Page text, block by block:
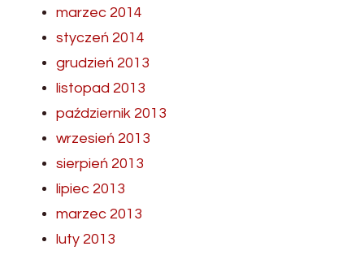
marzec 2014
styczeń 2014
grudzień 2013
listopad 2013
październik 2013
wrzesień 2013
sierpień 2013
lipiec 2013
marzec 2013
luty 2013